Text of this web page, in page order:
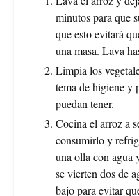
minutos para que
que esto evitará
una masa. Lava
Limpia los
tema de higiene y
puedan tener.
Cocina el arroz a
consumirlo y
una olla con agua
se vierten dos de
bajo para evitar